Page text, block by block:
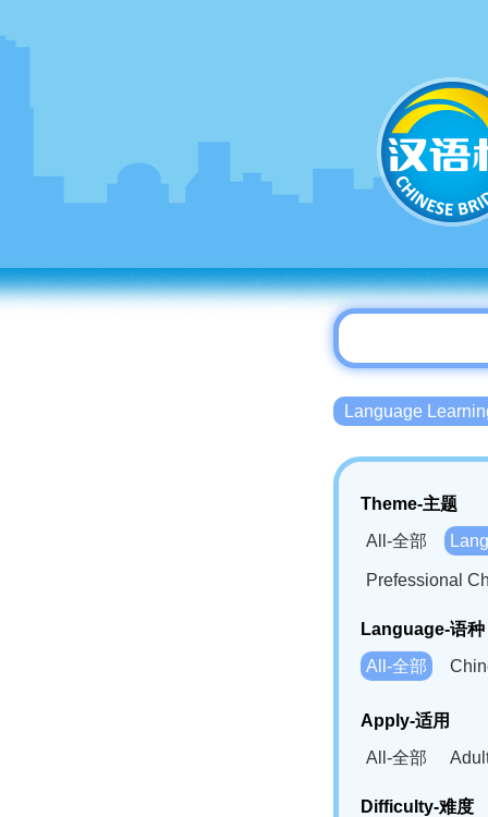
Language
Theme-主题
All-全部
Prefessional
Language-语种
All-全部
Bahasa
Swahili(SW)-
Apply-适用
All-全部
Difficulty-难度